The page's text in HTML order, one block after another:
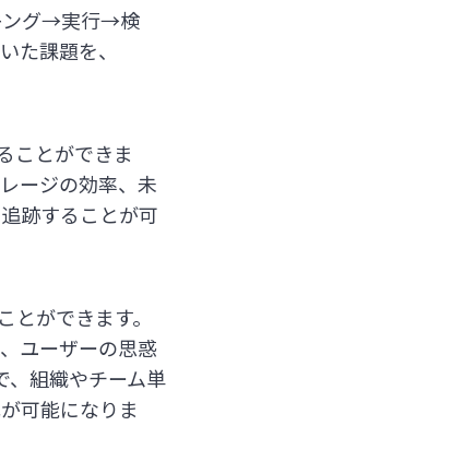
ング→実行→検
た課題を、
ことができま
ージの効率、未
跡することが可
ができます。
ユーザーの思惑
、組織やチーム単
可能になりま